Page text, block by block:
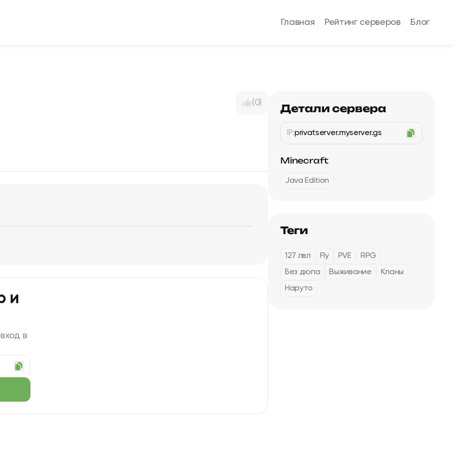
Главная Рейтинг серверов Блог
(0)
и
в
Детали сервера
IP:privatserver.myserver.gs
Minecraft
Java Edition
Теги
127 лвл Fly PVE
RPG
Без дюпа
Выживание
Кланы
Наруто